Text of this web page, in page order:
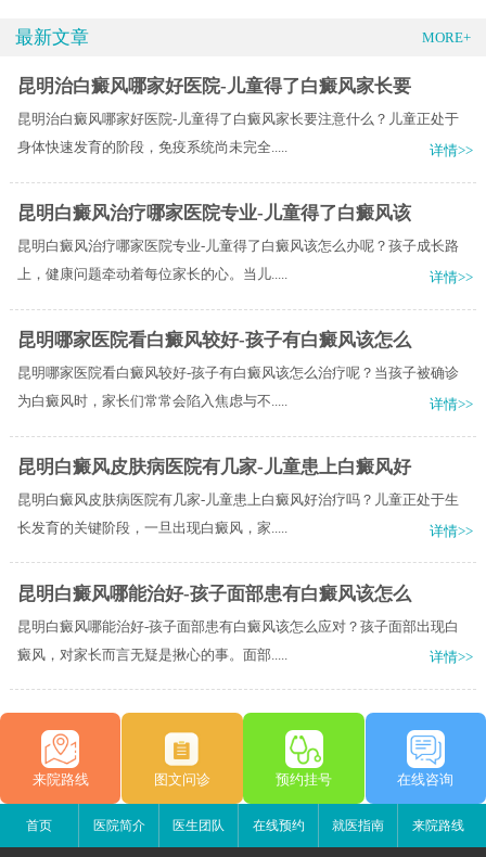
最新文章 MORE+
昆明治白癜风哪家好医院-儿童得了白癜风家长要
昆明治白癜风哪家好医院-儿童得了白癜风家长要注意什么？儿童正处于
身体快速发育的阶段，免疫系统尚未完全.....
详情>>
昆明白癜风治疗哪家医院专业-儿童得了白癜风该
昆明白癜风治疗哪家医院专业-儿童得了白癜风该怎么办呢？孩子成长路
上，健康问题牵动着每位家长的心。当儿.....
详情>>
昆明哪家医院看白癜风较好-孩子有白癜风该怎么
昆明哪家医院看白癜风较好-孩子有白癜风该怎么治疗呢？当孩子被确诊
为白癜风时，家长们常常会陷入焦虑与不.....
详情>>
昆明白癜风皮肤病医院有几家-儿童患上白癜风好
昆明白癜风皮肤病医院有几家-儿童患上白癜风好治疗吗？儿童正处于生
长发育的关键阶段，一旦出现白癜风，家.....
详情>>
昆明白癜风哪能治好-孩子面部患有白癜风该怎么
昆明白癜风哪能治好-孩子面部患有白癜风该怎么应对？孩子面部出现白
癜风，对家长而言无疑是揪心的事。面部.....
详情>>
来院路线 图文问诊 预约挂号 在线咨询
首页 医院简介 医生团队 在线预约 就医指南 来院路线